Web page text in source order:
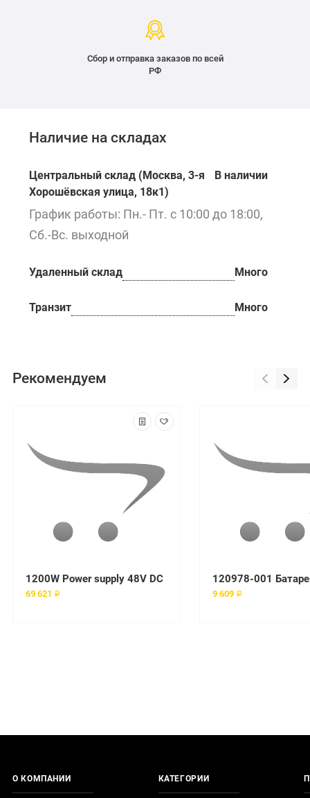
Сбор и отправка заказов по всей
РФ
Наличие на складах
Центральный склад (Москва, 3-я
Хорошёвская улица, 18к1)
В наличии
График работы: Пн.- Пт. с 10:00 до 18:00,
Сб.-Вс. выходной
Удаленный склад Много
Транзит Много
Рекомендуем
1200W Power supply 48V DC
69 621 ₽ 9 609 ₽
О КОМПАНИИ КАТЕГОРИИ